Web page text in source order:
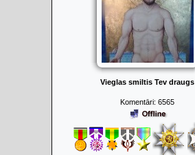
Vieglas smiltis Tev draugs
Komentāri: 6565